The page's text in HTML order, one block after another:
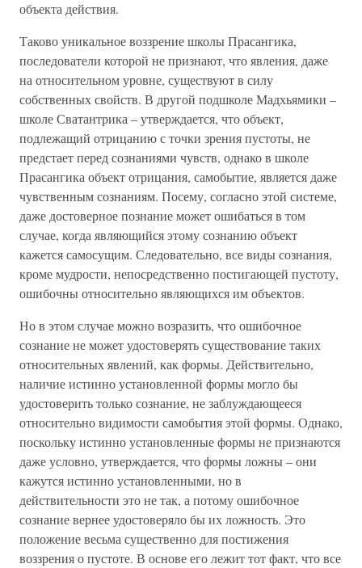
объекта действия.
Таково уникальное воззрение школы Прасангика,
последователи которой не признают, что явления, даже
на относительном уровне, существуют в силу
собственных свойств. В другой подшколе Мадхьямики –
школе Сватантрика – утверждается, что объект,
подлежащий отрицанию с точки зрения пустоты, не
предстает перед сознаниями чувств, однако в школе
Прасангика объект отрицания, самобытие, является даже
чувственным сознаниям. Посему, согласно этой системе,
даже достоверное познание может ошибаться в том
случае, когда являющийся этому сознанию объект
кажется самосущим. Следовательно, все виды сознания,
кроме мудрости, непосредственно постигающей пустоту,
ошибочны относительно являющихся им объектов.
Но в этом случае можно возразить, что ошибочное
сознание не может удостоверять существование таких
относительных явлений, как формы. Действительно,
наличие истинно установленной формы могло бы
удостоверить только сознание, не заблуждающееся
относительно видимости самобытия этой формы. Однако,
поскольку истинно установленные формы не признаются
даже условно, утверждается, что формы ложны – они
кажутся истинно установленными, но в
действительности это не так, а потому ошибочное
сознание вернее удостоверяло бы их ложность. Это
положение весьма существенно для постижения
воззрения о пустоте. В основе его лежит тот факт, что все